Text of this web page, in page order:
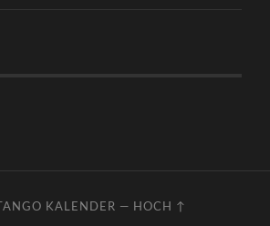
TANGO KALENDER — HOCH ↑